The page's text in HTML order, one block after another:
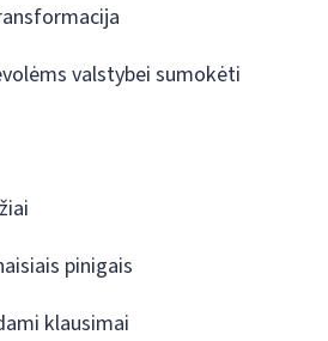
valstybei sumokėti
pinigais
klausimai